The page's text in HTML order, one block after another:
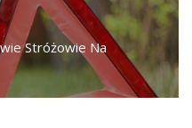
Stróżowie Na